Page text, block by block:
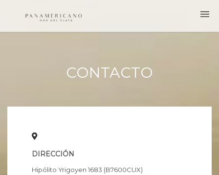
SERVICIOS
HABITACIONES
REGISTRO
CONTACTO
DIRECCIÓN
Hipólito Yrigoyen 1683 (B7600CUX)